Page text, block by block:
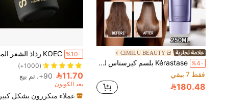
CIMILU BEAUTY
%4-
Kérastase بلسم كيرستاس للإصلاح واللمعان، يصلح الشعر التالف، 250 مل، يعزز اللمعان، يهدئ التجعد، يغذي بعمق الشعر المعالج باللون، يقوي خصلات الشعر فوراً، يقلل من الأطراف المتقصفة، يحسن المرونة، يمنع التكسر، إصلاح عميق، امتصاص سريع، خفيف الوزن وغير دهني، تركيبة احترافية
فقط 7 بيقي
180.48
%10-
(1000+)
11.70 90+. تم بيع
بعد الكوبون
عملاء متكررون بشكل كبير